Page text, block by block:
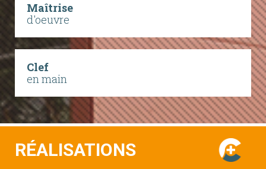
Maîtrise
d'oeuvre
Clef
en main
RÉALISATIONS